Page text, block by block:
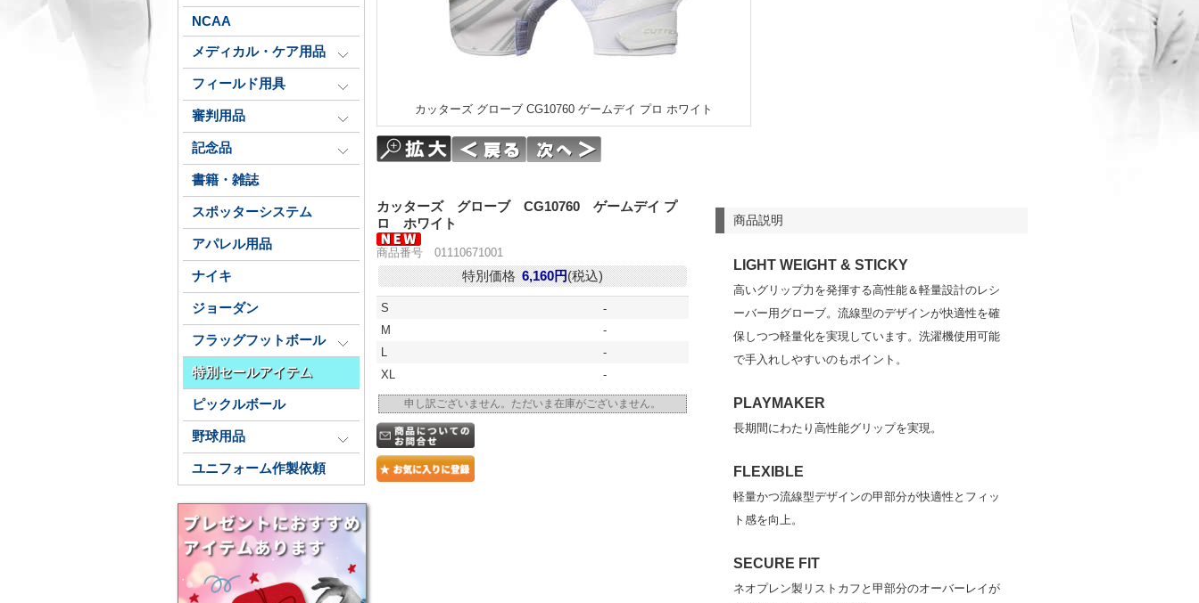
NCAA
メディカル・ケア用品
フィールド用具
審判用品
記念品
書籍・雑誌
スポッターシステム
アパレル用品
ナイキ
ジョーダン
フラッグフットボール
特別セールアイテム
ピックルボール
野球用品
ユニフォーム作製依頼
カッターズ グローブ CG10760 ゲームデイ プロ ホワイト
商品説明
LIGHT WEIGHT & STICKY
高いグリップ力を発揮する高性能＆軽量設計のレシ
ーバー用グローブ。流線型のデザインが快適性を確
保しつつ軽量化を実現しています。洗濯機使用可能
で手入れしやすいのもポイント。
PLAYMAKER
長期間にわたり高性能グリップを実現。
FLEXIBLE
軽量かつ流線型デザインの甲部分が快適性とフィッ
ト感を向上。
SECURE FIT
ネオプレン製リストカフと甲部分のオーバーレイが
カッターズ グローブ CG10760 ゲームデイ プ
ロ ホワイト
商品番号 01110671001
特別価格 6,160円(税込)
S
-
M
-
L
-
XL
-
申し訳ございません。ただいま在庫がございません。